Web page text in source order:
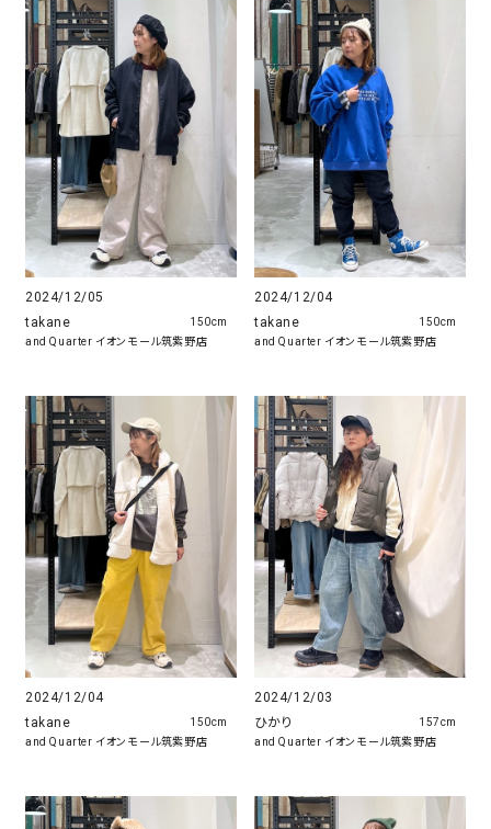
2024/12/05
takane
and Quarter イオンモール筑紫野店
150cm
2024/12/04
takane
and Quarter イオンモール筑紫野店
150cm
2024/12/04
takane
and Quarter イオンモール筑紫野店
150cm
2024/12/03
ひかり
and Quarter イオンモール筑紫野店
157cm